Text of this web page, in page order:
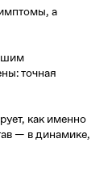
а
точная
как именно
— в динамике,